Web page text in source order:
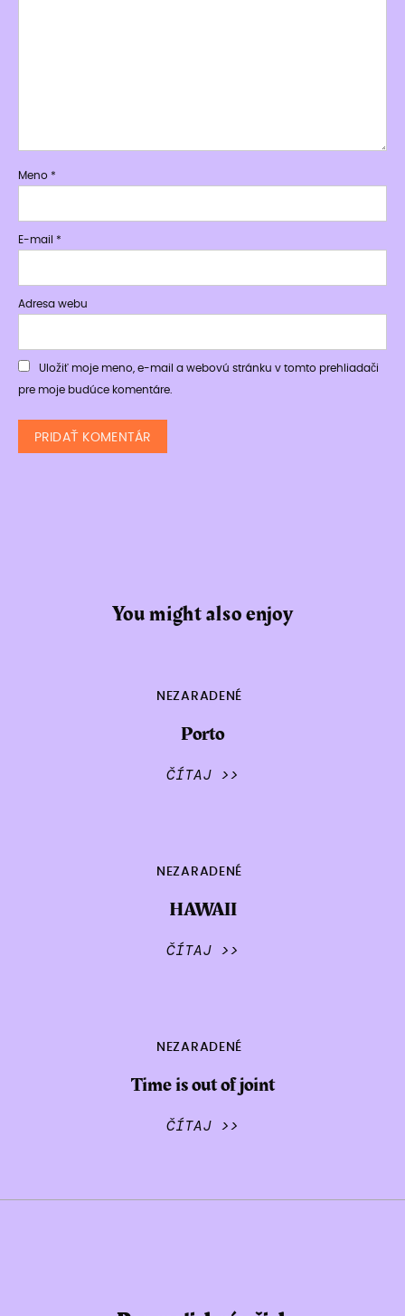
Meno *
E-mail *
Adresa webu
Uložiť moje meno, e-mail a webovú stránku v tomto prehliadači
pre moje budúce komentáre.
You might also enjoy
NEZARADENÉ
Porto
ČÍTAJ >>
NEZARADENÉ
HAWAII
ČÍTAJ >>
NEZARADENÉ
Time is out of joint
ČÍTAJ >>